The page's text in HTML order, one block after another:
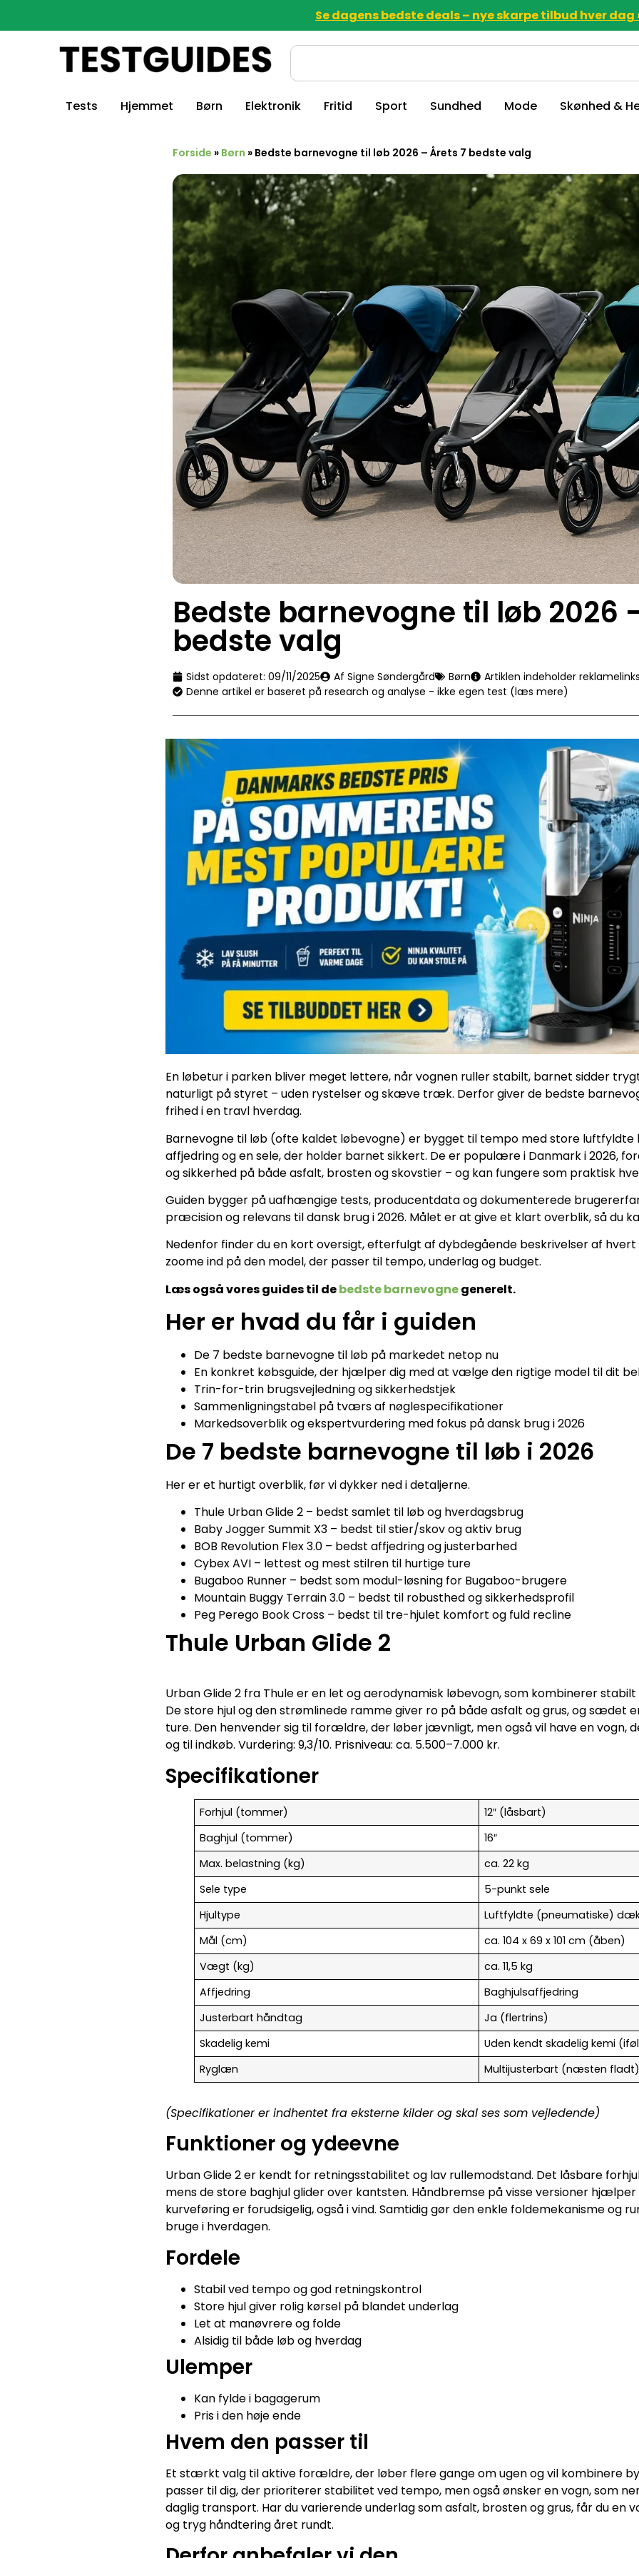
Se dagens bedste deals – nye skarpe tilbud hver dag
Tests Hjemmet Børn Elektronik Fritid Sport Sundhed Mode Skønhed &
Forside » Børn » Bedste barnevogne til løb 2026 – Årets 7 bedste valg
Bedste barnevogne til løb 2026
bedste valg
Sidst opdateret: 09/11/2025 Af Signe Søndergård Børn
Artiklen indeholder
Denne artikel er baseret på research og analyse - ikke egen test (læs mere)
En løbetur i parken bliver meget lettere, når vognen ruller stabilt, barnet sidder
naturligt på styret – uden rystelser og skæve træk. Derfor giver de bedste
frihed i en travl hverdag.
Barnevogne til løb (ofte kaldet løbevogne) er bygget til tempo med store luftfyldte
affjedring og en sele, der holder barnet sikkert. De er populære i Danmark i 2026,
og sikkerhed på både asfalt, brosten og skovstier – og kan fungere som praktisk
Guiden bygger på uafhængige tests, producentdata og dokumenterede
præcision og relevans til dansk brug i 2026. Målet er at give et klart overblik, så du
Nedenfor finder du en kort oversigt, efterfulgt af dybdegående beskrivelser af
zoome ind på den model, der passer til tempo, underlag og budget.
Læs også vores guides til debedste barnevognegenerelt.
Her er hvad du får i guiden
De 7 bedste barnevogne til løb på markedet netop nu
En konkret købsguide, der hjælper dig med at vælge den rigtige model til dit
Trin-for-trin brugsvejledning og sikkerhedstjek
Sammenligningstabel på tværs af nøglespecifikationer
Markedsoverblik og ekspertvurdering med fokus på dansk brug i 2026
De 7 bedste barnevogne til løb i 2026
Her er et hurtigt overblik, før vi dykker ned i detaljerne.
Thule Urban Glide 2 – bedst samlet til løb og hverdagsbrug
Baby Jogger Summit X3 – bedst til stier/skov og aktiv brug
BOB Revolution Flex 3.0 – bedst affjedring og justerbarhed
Cybex AVI – lettest og mest stilren til hurtige ture
Bugaboo Runner – bedst som modul-løsning for Bugaboo-brugere
Mountain Buggy Terrain 3.0 – bedst til robusthed og sikkerhedsprofil
Peg Perego Book Cross – bedst til tre-hjulet komfort og fuld recline
Thule Urban Glide 2
Urban Glide 2 fra Thule er en let og aerodynamisk løbevogn, som kombinerer
De store hjul og den strømlinede ramme giver ro på både asfalt og grus, og
ture. Den henvender sig til forældre, der løber jævnligt, men også vil have en vogn,
og til indkøb. Vurdering: 9,3/10. Prisniveau: ca. 5.500–7.000 kr.
Specifikationer
Forhjul (tommer)
12″ (låsbart)
Baghjul (tommer)
16″
Max. belastning (kg)
ca. 22 kg
Sele type
5-punkt sele
Hjultype
Luftfyldte (pneumatiske)
Mål (cm)
ca. 104 x 69 x 101 cm (åben)
Vægt (kg)
ca. 11,5 kg
Affjedring
Baghjulsaffjedring
Justerbart håndtag
Ja (flertrins)
Skadelig kemi
Uden kendt skadelig kemi
Ryglæn
Multijusterbart (næsten
(Specifikationer er indhentet fra eksterne kilder og skal ses som vejledende)
Funktioner og ydeevne
Urban Glide 2 er kendt for retningsstabilitet og lav rullemodstand. Det låsbare
mens de store baghjul glider over kantsten. Håndbremse på visse versioner
kurveføring er forudsigelig, også i vind. Samtidig gør den enkle foldemekanisme og
bruge i hverdagen.
Fordele
Stabil ved tempo og god retningskontrol
Store hjul giver rolig kørsel på blandet underlag
Let at manøvrere og folde
Alsidig til både løb og hverdag
Ulemper
Kan fylde i bagagerum
Pris i den høje ende
Hvem den passer til
Et stærkt valg til aktive forældre, der løber flere gange om ugen og vil kombinere
passer til dig, der prioriterer stabilitet ved tempo, men også ønsker en vogn, som
daglig transport. Har du varierende underlag som asfalt, brosten og grus, får du en
og tryg håndtering året rundt.